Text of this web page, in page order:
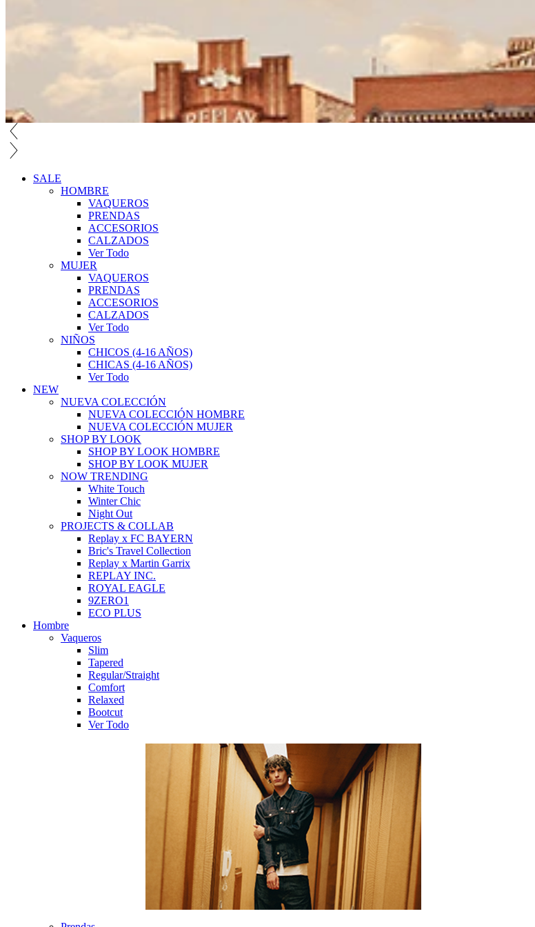
SALE
HOMBRE
VAQUEROS
PRENDAS
ACCESORIOS
CALZADOS
Ver Todo
MUJER
VAQUEROS
PRENDAS
ACCESORIOS
CALZADOS
Ver Todo
NIÑOS
CHICOS (4-16 AÑOS)
CHICAS (4-16 AÑOS)
Ver Todo
NEW
NUEVA COLECCIÓN
NUEVA COLECCIÓN HOMBRE
NUEVA COLECCIÓN MUJER
SHOP BY LOOK
SHOP BY LOOK HOMBRE
SHOP BY LOOK MUJER
NOW TRENDING
White Touch
Winter Chic
Night Out
PROJECTS & COLLAB
Replay x FC BAYERN
Bric's Travel Collection
Replay x Martin Garrix
REPLAY INC.
ROYAL EAGLE
9ZERO1
ECO PLUS
Hombre
Vaqueros
Slim
Tapered
Regular/Straight
Comfort
Relaxed
Bootcut
Ver Todo